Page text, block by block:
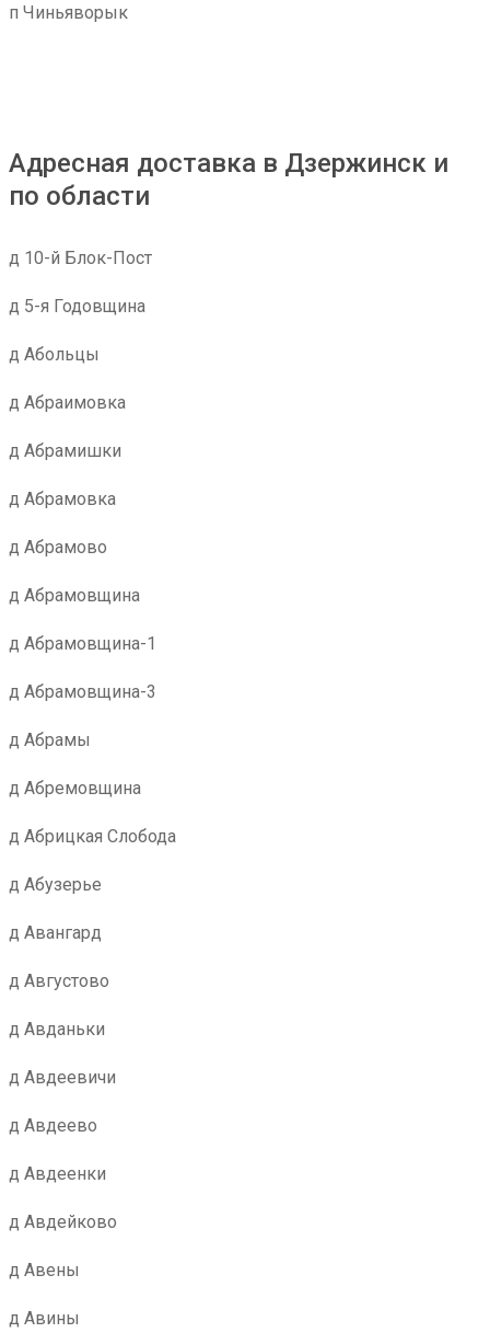
п Чиньяворык
Адресная доставка в Дзержинск и
по области
д 10-й Блок-Пост
д 5-я Годовщина
д Абольцы
д Абраимовка
д Абрамишки
д Абрамовка
д Абрамово
д Абрамовщина
д Абрамовщина-1
д Абрамовщина-3
д Абрамы
д Абремовщина
д Абрицкая Слобода
д Абузерье
д Авангард
д Августово
д Авданьки
д Авдеевичи
д Авдеево
д Авдеенки
д Авдейково
д Авены
д Авины